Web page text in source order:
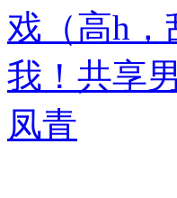
戏（高h，
我！共享
凤青